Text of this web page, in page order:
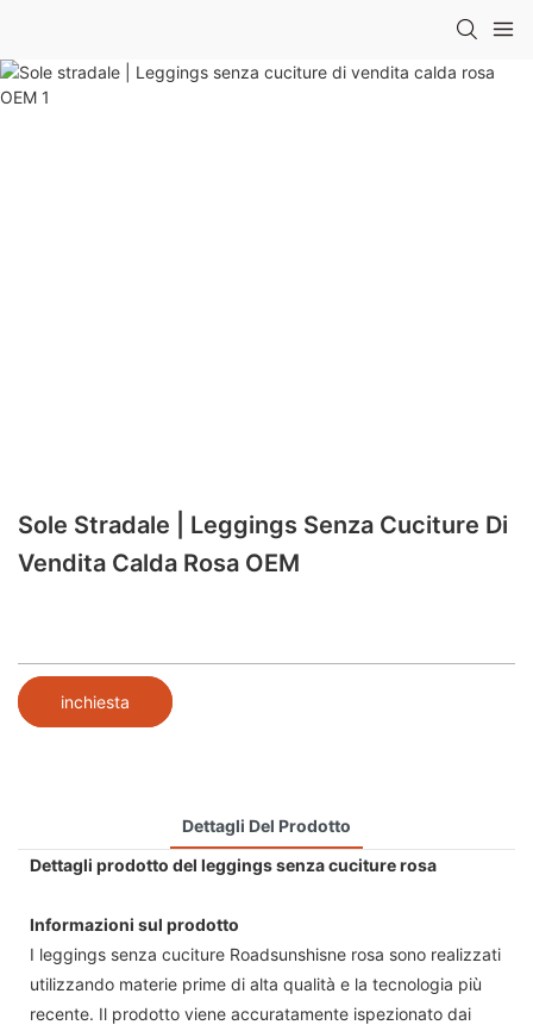
Sole Stradale | Leggings Senza Cuciture Di
Vendita Calda Rosa OEM
inchiesta
Dettagli Del Prodotto
Dettagli prodotto del leggings senza cuciture rosa
Informazioni sul prodotto
I leggings senza cuciture Roadsunshisne rosa sono realizzati
utilizzando materie prime di alta qualità e la tecnologia più
recente. Il prodotto viene accuratamente ispezionato dai